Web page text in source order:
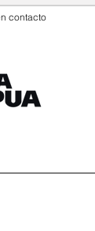
contacto